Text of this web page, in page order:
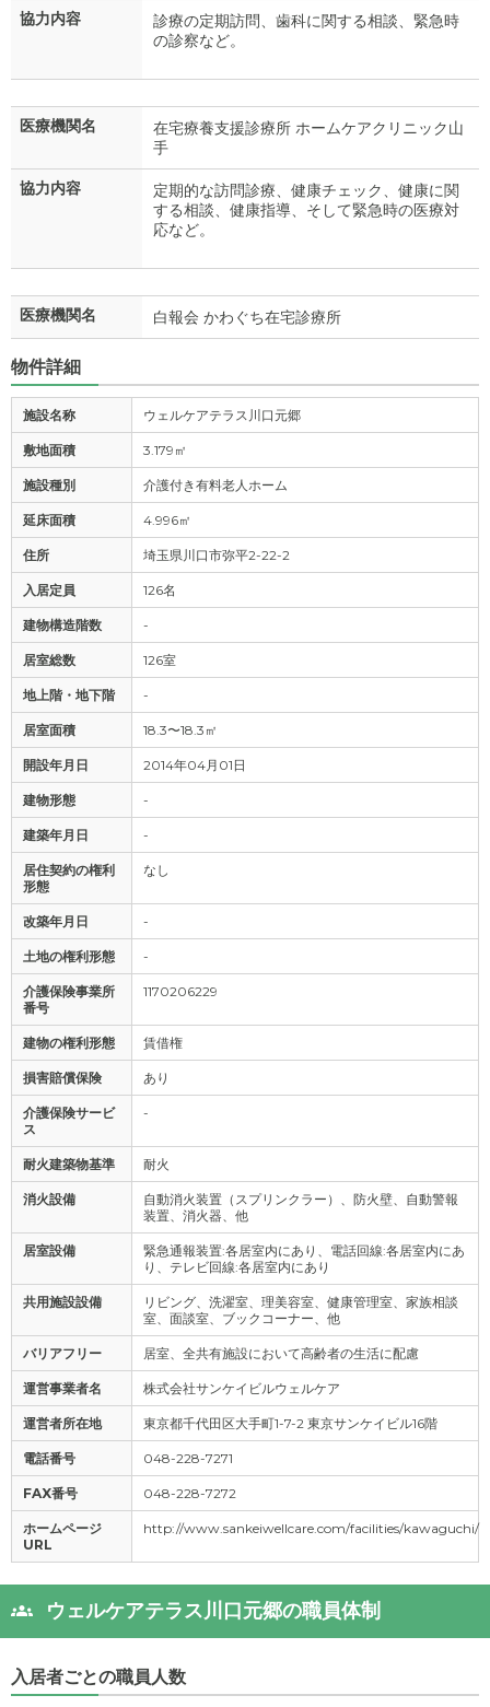
協力内容
診療の定期訪問、歯科に関する相談、緊急時
の診察など。
医療機関名
在宅療養支援診療所 ホームケアクリニック山
手
協力内容
定期的な訪問診療、健康チェック、健康に関
する相談、健康指導、そして緊急時の医療対
応など。
医療機関名 白報会 かわぐち在宅診療所
物件詳細
施設名称 ウェルケアテラス川口元郷
敷地面積 3.179㎡
施設種別 介護付き有料老人ホーム
延床面積 4.996㎡
住所 埼玉県川口市弥平2-22-2
入居定員 126名
建物構造階数 -
居室総数 126室
地上階・地下階 -
居室面積 18.3〜18.3㎡
開設年月日 2014年04月01日
建物形態 -
建築年月日 -
居住契約の権利
形態
なし
改築年月日 -
土地の権利形態 -
介護保険事業所
番号
1170206229
建物の権利形態 賃借権
損害賠償保険 あり
介護保険サービ
ス
-
耐火建築物基準 耐火
消火設備
自動消火装置（スプリンクラー）、防火壁、自動警報
装置、消火器、他
居室設備
緊急通報装置:各居室内にあり、電話回線:各居室内にあ
り、テレビ回線:各居室内にあり
共用施設設備
リビング、洗濯室、理美容室、健康管理室、家族相談
室、面談室、ブックコーナー、他
バリアフリー 居室、全共有施設において高齢者の生活に配慮
運営事業者名 株式会社サンケイビルウェルケア
運営者所在地 東京都千代田区大手町1-7-2 東京サンケイビル16階
電話番号 048-228-7271
FAX番号 048-228-7272
ホームページ
URL
http://www.sankeiwellcare.com/facilities/kawaguchi/
ウェルケアテラス川口元郷の職員体制
入居者ごとの職員人数